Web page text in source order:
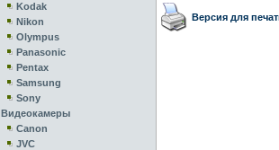
Kodak
Nikon
Olympus
Panasonic
Pentax
Samsung
Sony
Видеокамеры
Canon
JVC
Версия для